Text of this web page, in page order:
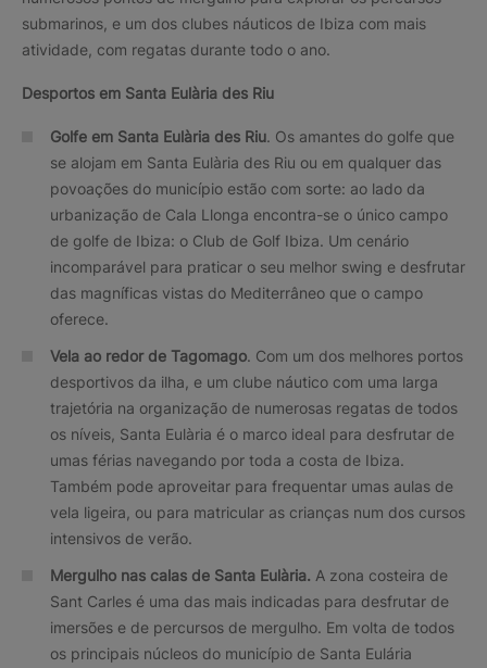
submarinos, e um dos clubes náuticos de Ibiza com mais
atividade, com regatas durante todo o ano.
Desportos em Santa Eulària des Riu
Golfe em Santa Eulària des Riu. Os amantes do golfe que
se alojam em Santa Eulària des Riu ou em qualquer das
povoações do município estão com sorte: ao lado da
urbanização de Cala Llonga encontra-se o único campo
de golfe de Ibiza: o Club de Golf Ibiza. Um cenário
incomparável para praticar o seu melhor swing e desfrutar
das magníficas vistas do Mediterrâneo que o campo
oferece.
Vela ao redor de Tagomago. Com um dos melhores portos
desportivos da ilha, e um clube náutico com uma larga
trajetória na organização de numerosas regatas de todos
os níveis, Santa Eulària é o marco ideal para desfrutar de
umas férias navegando por toda a costa de Ibiza.
Também pode aproveitar para frequentar umas aulas de
vela ligeira, ou para matricular as crianças num dos cursos
intensivos de verão.
Mergulho nas calas de Santa Eulària. A zona costeira de
Sant Carles é uma das mais indicadas para desfrutar de
imersões e de percursos de mergulho. Em volta de todos
os principais núcleos do município de Santa Eulária